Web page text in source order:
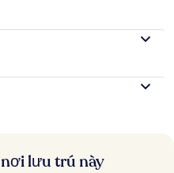
lưu trú này